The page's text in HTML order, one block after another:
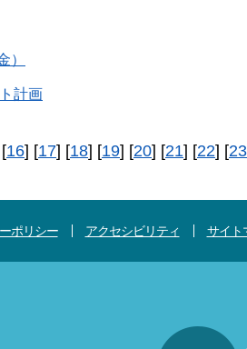
）
計画
16] [17] [18] [19] [20] [21] [22] [23
ポリシー アクセシビリティ サイト